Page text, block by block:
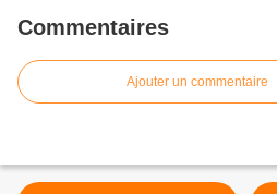
Commentaires
Ajouter un commentaire